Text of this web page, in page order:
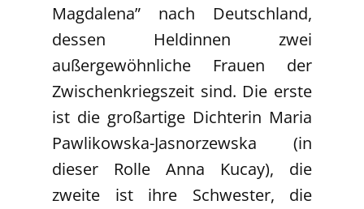
Magdalena” nach Deutschland,
dessen Heldinnen zwei
außergewöhnliche Frauen der
Zwischenkriegszeit sind. Die erste
ist die großartige Dichterin Maria
Pawlikowska-Jasnorzewska (in
dieser Rolle Anna Kucay), die
zweite ist ihre Schwester, die